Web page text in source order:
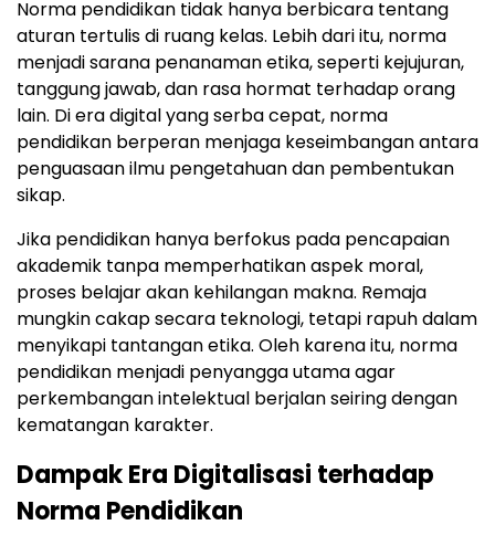
Norma pendidikan tidak hanya berbicara tentang
aturan tertulis di ruang kelas. Lebih dari itu, norma
menjadi sarana penanaman etika, seperti kejujuran,
tanggung jawab, dan rasa hormat terhadap orang
lain. Di era digital yang serba cepat, norma
pendidikan berperan menjaga keseimbangan antara
penguasaan ilmu pengetahuan dan pembentukan
sikap.
Jika pendidikan hanya berfokus pada pencapaian
akademik tanpa memperhatikan aspek moral,
proses belajar akan kehilangan makna. Remaja
mungkin cakap secara teknologi, tetapi rapuh dalam
menyikapi tantangan etika. Oleh karena itu, norma
pendidikan menjadi penyangga utama agar
perkembangan intelektual berjalan seiring dengan
kematangan karakter.
Dampak Era Digitalisasi terhadap
Norma Pendidikan